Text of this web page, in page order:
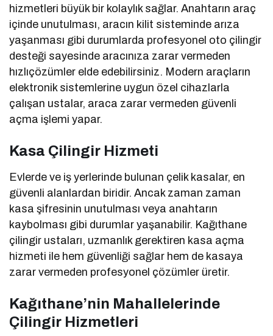
hizmetleri büyük bir kolaylık sağlar. Anahtarın araç
içinde unutulması, aracın kilit sisteminde arıza
yaşanması gibi durumlarda profesyonel oto çilingir
desteği sayesinde aracınıza zarar vermeden
hızlıçözümler elde edebilirsiniz. Modern araçların
elektronik sistemlerine uygun özel cihazlarla
çalışan ustalar, araca zarar vermeden güvenli
açma işlemi yapar.
Kasa Çilingir Hizmeti
Evlerde ve iş yerlerinde bulunan çelik kasalar, en
güvenli alanlardan biridir. Ancak zaman zaman
kasa şifresinin unutulması veya anahtarın
kaybolması gibi durumlar yaşanabilir. Kağıthane
çilingir ustaları, uzmanlık gerektiren kasa açma
hizmeti ile hem güvenliği sağlar hem de kasaya
zarar vermeden profesyonel çözümler üretir.
Kağıthane’nin Mahallelerinde
Çilingir Hizmetleri